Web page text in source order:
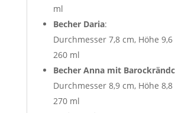
ml
Becher Daria:
Durchmesser 7,8 cm, Höhe
260 ml
Becher Anna mit
Durchmesser 8,9 cm, Höhe
270 ml